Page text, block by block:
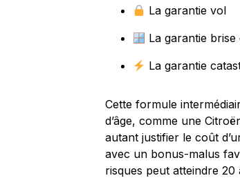
La garantie vol
La garantie brise
La garantie
Cette formule
d’âge, comme une
autant justifier le coût
avec un bonus-malus
risques peut atteindre